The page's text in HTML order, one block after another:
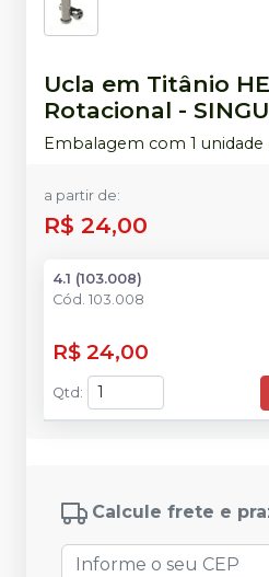
Ucla em Titânio
Rotacional -
Embalagem com 1 unidade
a partir de:
R$ 24,00
4.1 (103.008)
Cód. 103.008
R$ 24,00
Qtd :
Calcule frete e